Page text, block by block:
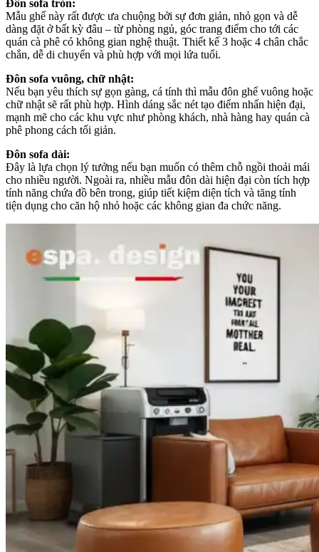
Đôn sofa tròn:
Mẫu ghế này rất được ưa chuộng bởi sự đơn giản, nhỏ gọn và dễ
dàng đặt ở bất kỳ đâu – từ phòng ngủ, góc trang điểm cho tới các
quán cà phê có không gian nghệ thuật. Thiết kế 3 hoặc 4 chân chắc
chắn, dễ di chuyển và phù hợp với mọi lứa tuổi.
Đôn sofa vuông, chữ nhật:
Nếu bạn yêu thích sự gọn gàng, cá tính thì mẫu đôn ghế vuông hoặc
chữ nhật sẽ rất phù hợp. Hình dáng sắc nét tạo điểm nhấn hiện đại,
mạnh mẽ cho các khu vực như phòng khách, nhà hàng hay quán cà
phê phong cách tối giản.
Đôn sofa dài:
Đây là lựa chọn lý tưởng nếu bạn muốn có thêm chỗ ngồi thoải mái
cho nhiều người. Ngoài ra, nhiều mẫu đôn dài hiện đại còn tích hợp
tính năng chứa đồ bên trong, giúp tiết kiệm diện tích và tăng tính
tiện dụng cho căn hộ nhỏ hoặc các không gian đa chức năng.